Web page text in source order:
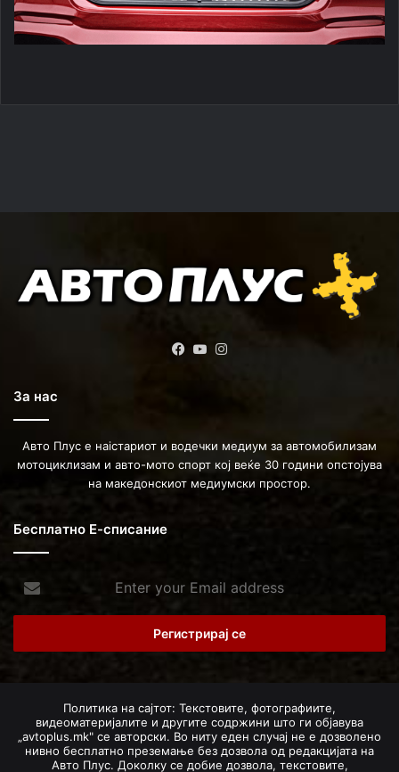
Facebook
YouTube
За нас
Авто Плус е наістариот и водечки медиум за автомобилизам
мотоциклизам и авто-мото спорт кој веќе 30 години опстојува
на македонскиот медиумски простор.
Бесплатно Е-списание
your
Email
Политика на сајтот: Текстовите, фотографиите,
видеоматеријалите и другите содржини што ги објавува
„avtoplus.mk" се авторски. Во ниту еден случај не е дозволено
нивно бесплатно преземање без дозвола од редакцијата на
Авто Плус. Доколку се добие дозвола, текстовите,